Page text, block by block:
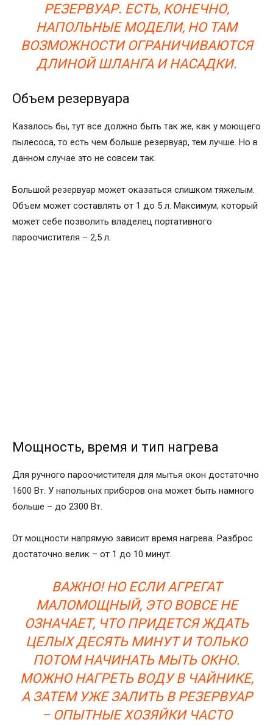
РЕЗЕРВУАР. ЕСТЬ, КОНЕЧНО,
НАПОЛЬНЫЕ МОДЕЛИ, НО ТАМ
ВОЗМОЖНОСТИ ОГРАНИЧИВАЮТСЯ
ДЛИНОЙ ШЛАНГА И НАСАДКИ.
Объем резервуара
Казалось бы, тут все должно быть так же, как у моющего
пылесоса, то есть чем больше резервуар, тем лучше. Но в
данном случае это не совсем так.
Большой резервуар может оказаться слишком тяжелым.
Объем может составлять от 1 до 5 л. Максимум, который
может себе позволить владелец портативного
пароочистителя – 2,5 л.
Мощность, время и тип нагрева
Для ручного пароочистителя для мытья окон достаточно
1600 Вт. У напольных приборов она может быть намного
больше – до 2300 Вт.
От мощности напрямую зависит время нагрева. Разброс
достаточно велик – от 1 до 10 минут.
ВАЖНО! НО ЕСЛИ АГРЕГАТ
МАЛОМОЩНЫЙ, ЭТО ВОВСЕ НЕ
ОЗНАЧАЕТ, ЧТО ПРИДЕТСЯ ЖДАТЬ
ЦЕЛЫХ ДЕСЯТЬ МИНУТ И ТОЛЬКО
ПОТОМ НАЧИНАТЬ МЫТЬ ОКНО.
МОЖНО НАГРЕТЬ ВОДУ В ЧАЙНИКЕ,
А ЗАТЕМ УЖЕ ЗАЛИТЬ В РЕЗЕРВУАР
– ОПЫТНЫЕ ХОЗЯЙКИ ЧАСТО